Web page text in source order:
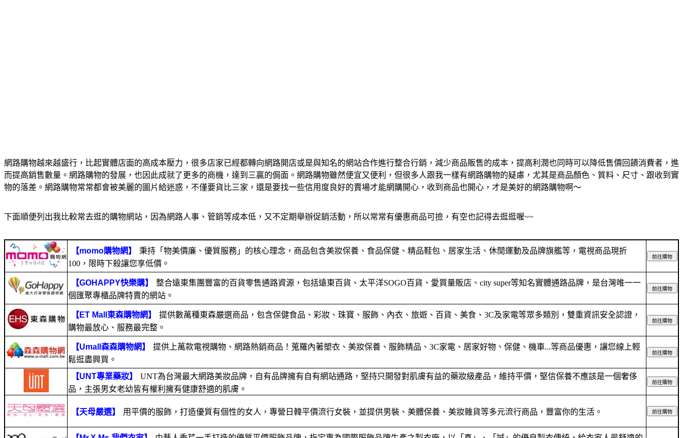
網路購物越來越盛行，比起實體店面的高成本壓力，很多店家已經都轉向網路開店或是與知名的網站合作進行整合行銷，減少商品販售的成本，提高利潤也同時可以降低售價回饋消費者，進
而提高銷售數量。網路購物的發展，也因此成就了更多的商機，達到三贏的侷面。網路購物雖然便宜又便利，但很多人跟我一樣有網路購物的疑慮，尤其是商品顏色、質料、尺寸、跟收到實
物的落差。網路購物常常都會被美麗的圖片給迷惑，不僅要貨比三家，還是要找一些信用度良好的賣場才能網購開心，收到商品也開心，才是美好的網路購物啊～
下面順便列出我比較常去逛的購物網站，因為網路人事、管銷等成本低，又不定期舉辦促銷活動，所以常常有優惠商品可撿，有空也記得去逛逛喔~~
秉持「物美價廉、優質服務」的核心理念，商品包含美妝保養、食品保健、精品鞋包、居家生活、休閒運動及品牌旗艦等，電視商品現折
100，限時下殺讓您享低價。
整合遠東集團豐富的百貨零售通路資源，包括遠東百貨、太平洋SOGO百貨、愛買量販店、city super等知名實體通路品牌，是台灣唯一一
個匯聚專櫃品牌特賣的網站。
提供數萬種東森嚴選商品，包含保健食品、彩妝、珠寶、服飾、內衣、旅遊、百貨、美食、3C及家電等眾多類別，雙重資訊安全認證，
購物最放心、服務最完整。
提供上萬款電視購物、網路熱銷商品！蒐羅內著塑衣、美妝保養、服飾精品、3C家電、居家好物、保健、機車...等商品優惠，讓您線上輕
鬆逛盡興買。
UNT為台灣最大網路美妝品牌，自有品牌擁有自有網站通路，堅持只開發對肌膚有益的藥妝級產品，維持平價，堅信保養不應該是一個奢侈
品，主張男女老幼皆有權利擁有健康舒適的肌膚。
用平價的服飾，打造優質有個性的女人，專營日韓平價流行女裝，並提供男裝、美體保養、美妝雜貨等多元流行商品，豐富你的生活。